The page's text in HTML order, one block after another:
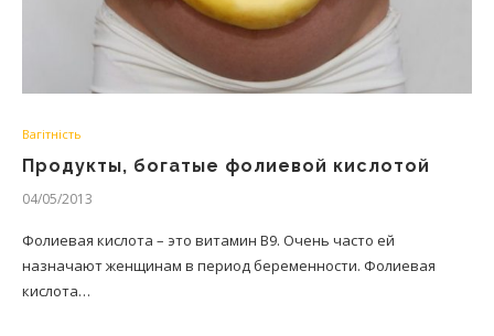
Вагітність
Продукты, богатые фолиевой кислотой
04/05/2013
Фолиевая кислота – это витамин В9. Очень часто ей
назначают женщинам в период беременности. Фолиевая
кислота…